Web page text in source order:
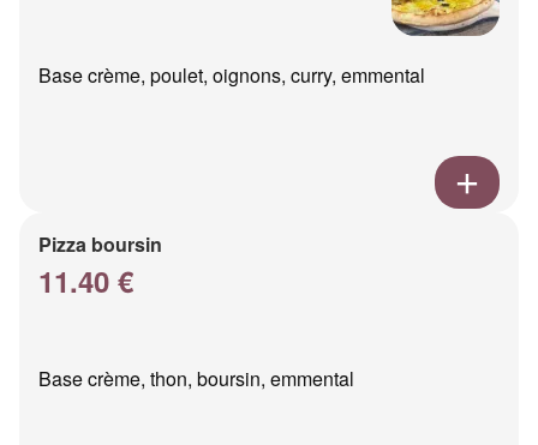
Base crème, poulet, oignons, curry, emmental
Pizza boursin
11.40 €
Base crème, thon, boursin, emmental